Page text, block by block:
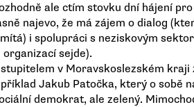
ale ctím stovku dní hájení
najevo, že má zájem o dialog
i spolupráci s neziskovým
sejde).
v Moravskoslezském kraji
Jakub Patočka, který o sobě
demokrat, ale zelený.